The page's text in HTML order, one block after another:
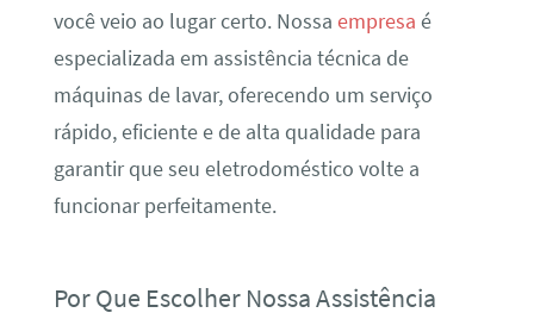
você veio ao lugar certo. Nossa empresa é
especializada em assistência técnica de
máquinas de lavar, oferecendo um serviço
rápido, eficiente e de alta qualidade para
garantir que seu eletrodoméstico volte a
funcionar perfeitamente.
Por Que Escolher Nossa Assistência